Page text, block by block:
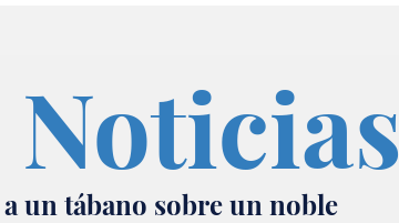
un tábano sobre un noble